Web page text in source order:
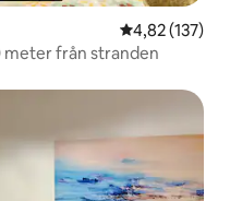
4,82 av 5 i
4,82 (137)
meter från stranden